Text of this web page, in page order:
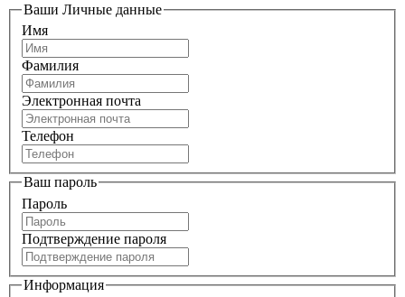
Ваши Личные данные
Имя
Фамилия
Электронная почта
Телефон
Ваш пароль
Пароль
Подтверждение пароля
Информация